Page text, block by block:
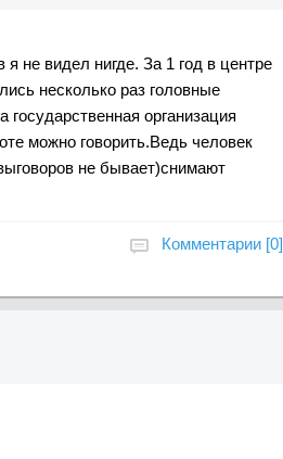
я не видел нигде. Зa 1 год в центре
несколько раз головные
организация
можно говорить.Ведь человек
не бывает)снимают
Комментарии [0]